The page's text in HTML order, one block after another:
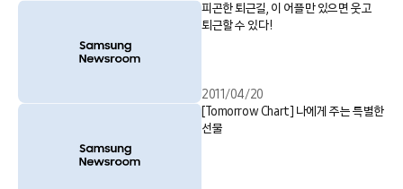
피곤한 퇴근길, 이 어플만 있으면 웃고
퇴근할 수 있다!
2011/04/20
[Tomorrow Chart] 나에게 주는 특별한
선물